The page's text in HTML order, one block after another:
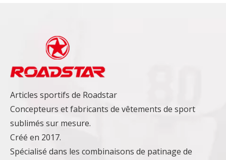
Articles sportifs de Roadstar
Concepteurs et fabricants de vêtements de sport
sublimés sur mesure.
Créé en 2017.
Spécialisé dans les combinaisons de patinage de